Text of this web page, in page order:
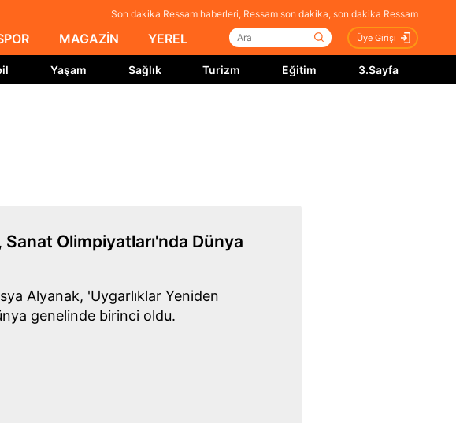
Son dakika Ressam haberleri, Ressam son dakika, son dakika Ressam
MAGAZİN YEREL Üye Girişi
Yaşam Sağlık Turizm Eğitim 3.Sayfa
Sanat Olimpiyatları'nda Dünya
Alyanak, 'Uygarlıklar Yeniden
genelinde birinci oldu.